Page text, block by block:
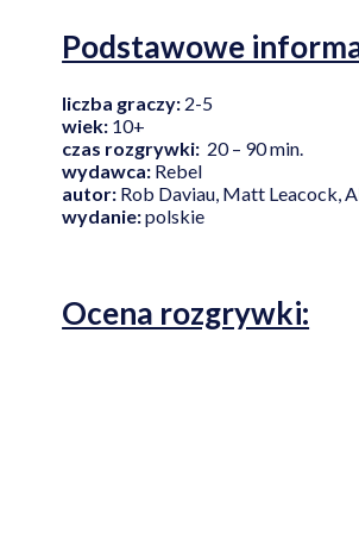
Podstawowe
liczba graczy: 2-5
wiek: 10+
czas rozgrywki: 20 – 90 min.
wydawca: Rebel
autor: Rob Daviau, Matt Leacock,
wydanie:polskie
Ocena rozgrywki: